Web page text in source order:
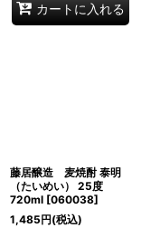
カートに入れる
藤居醸造 麦焼酎 泰明
（たいめい） 25度
720ml [060038]
1,485円(税込)